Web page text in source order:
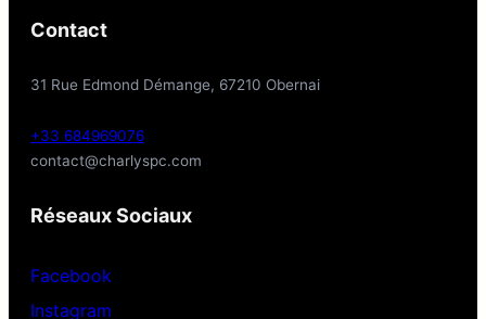
Contact
31 Rue Edmond Démange, 67210 Obernai
+33 684969076
contact@charlyspc.com
Réseaux Sociaux
Facebook
Instagram